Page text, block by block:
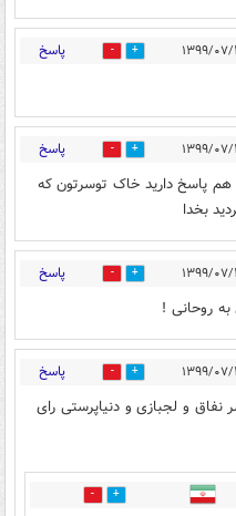
18 پاسخ
24 پاسخ
پاسخ دارید خاک توسرتون که
14 پاسخ
روحانی !
30 پاسخ
و لجبازی و دنیاپرستی رای
2